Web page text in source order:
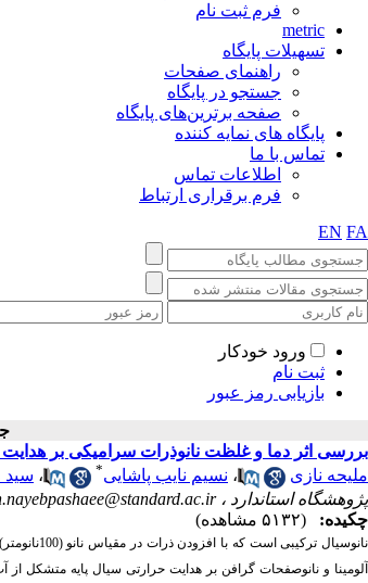
فرم ثبت نام
metric
تسهیلات پایگاه
راهنمای صفحات
جستجو در پایگاه
صفحه برترین‌های پایگاه
پایگاه های نمایه کننده
تماس با ما
اطلاعات تماس
فرم برقراری ارتباط
EN FA
ورود خودکار
ثبت نام
بازیابی رمز عبور
جلد ۱۷،
بررسی اثر دما و غلظت نانوذرات سرامیکی بر هدایت
ملیحه نازی
، نسیم نایب پاشایی* ، سید
پژوهشگاه استاندارد ،
چکیده:
(۵۱۳۲ مشاهده)
نانوسیال
آلومینا و نانوصفحات گرافن بر هدایت حرارتی سیال پایه متشکل از آب و اتیلن